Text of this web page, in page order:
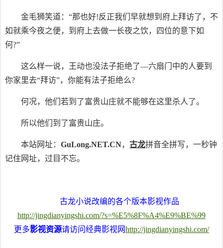
金毛狮笑道：“那也好!反正我们早就想到府上拜访了，不
如就乘今夜之便，到府上去做一长夜之饮，四位的意下如
何?”
这么样一说，王动也没法子拒绝了––六扇门中的人要到
你家里去“拜访”，你能有法子拒绝么?
何况，他们若到了富贵山庄就不能够在这里杀人了。
所以他们到了富贵山庄。
本站网址： GuLong.NET.CN， 古龙拼音全拼写，一秒钟
记住网址，过目不忘。
古龙小说改编的各个版本影视作品
http://jingdianyingshi.com/?s=%E5%8F%A4%E9%BE%99
更多影视资源请访问经典影视网http://jingdianyingshi.com/